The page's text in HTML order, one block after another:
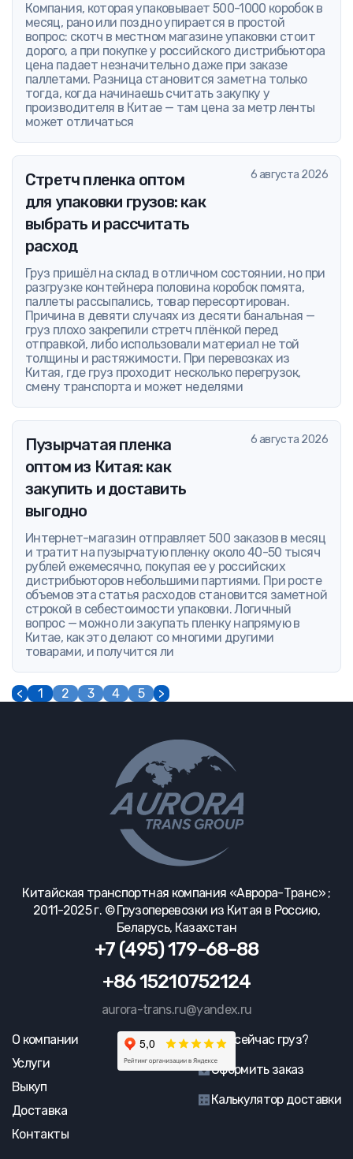
Компания, которая упаковывает 500-1000 коробок в
месяц, рано или поздно упирается в простой
вопрос: скотч в местном магазине упаковки стоит
дорого, а при покупке у российского дистрибьютора
цена падает незначительно даже при заказе
паллетами. Разница становится заметна только
тогда, когда начинаешь считать закупку у
производителя в Китае — там цена за метр ленты
может отличаться
Стретч пленка оптом
для упаковки грузов: как
выбрать и рассчитать
расход
6 августа 2026
Груз пришёл на склад в отличном состоянии, но при
разгрузке контейнера половина коробок помята,
паллеты рассыпались, товар пересортирован.
Причина в девяти случаях из десяти банальная —
груз плохо закрепили стретч плёнкой перед
отправкой, либо использовали материал не той
толщины и растяжимости. При перевозках из
Китая, где груз проходит несколько перегрузок,
смену транспорта и может неделями
Пузырчатая пленка
оптом из Китая: как
закупить и доставить
выгодно
6 августа 2026
Интернет-магазин отправляет 500 заказов в месяц
и тратит на пузырчатую пленку около 40-50 тысяч
рублей ежемесячно, покупая ее у российских
дистрибьюторов небольшими партиями. При росте
объемов эта статья расходов становится заметной
строкой в себестоимости упаковки. Логичный
вопрос — можно ли закупать пленку напрямую в
Китае, как это делают со многими другими
товарами, и получится ли
< 1 2 3 4 5 >
Китайская транспортная компания «Аврора-Транс» ;
2011-2025 г. © Грузоперевозки из Китая в Россию,
Беларусь, Казахстан
+7 (495) 179-68-88
+86 15210752124
aurora-trans.ru@yandex.ru
О компании
Услуги
Выкуп
Доставка
Контакты
Где сейчас груз?
Оформить заказ
Калькулятор доставки